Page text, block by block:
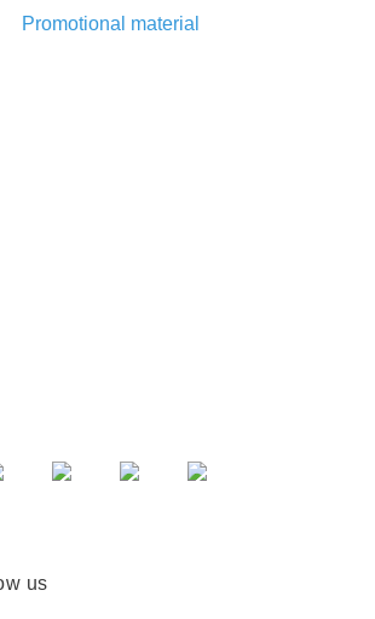
Promotional material
us